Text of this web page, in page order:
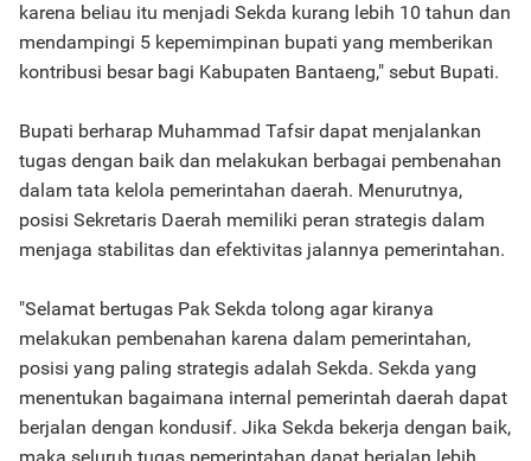
karena beliau itu menjadi Sekda kurang lebih 10 tahun dan
mendampingi 5 kepemimpinan bupati yang memberikan
kontribusi besar bagi Kabupaten Bantaeng," sebut Bupati.
Bupati berharap Muhammad Tafsir dapat menjalankan
tugas dengan baik dan melakukan berbagai pembenahan
dalam tata kelola pemerintahan daerah. Menurutnya,
posisi Sekretaris Daerah memiliki peran strategis dalam
menjaga stabilitas dan efektivitas jalannya pemerintahan.
"Selamat bertugas Pak Sekda tolong agar kiranya
melakukan pembenahan karena dalam pemerintahan,
posisi yang paling strategis adalah Sekda. Sekda yang
menentukan bagaimana internal pemerintah daerah dapat
berjalan dengan kondusif. Jika Sekda bekerja dengan baik,